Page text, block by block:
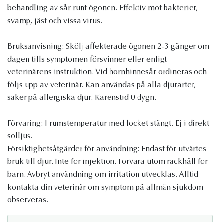
behandling av sår runt ögonen. Effektiv mot bakterier,
svamp, jäst och vissa virus.
Bruksanvisning: Skölj affekterade ögonen 2-3 gånger om
dagen tills symptomen försvinner eller enligt
veterinärens instruktion. Vid hornhinnesår ordineras och
följs upp av veterinär. Kan användas på alla djurarter,
säker på allergiska djur. Karenstid 0 dygn.
Förvaring: I rumstemperatur med locket stängt. Ej i direkt
solljus.
Försiktighetsåtgärder för användning: Endast för utvärtes
bruk till djur. Inte för injektion. Förvara utom räckhåll för
barn. Avbryt användning om irritation utvecklas. Alltid
kontakta din veterinär om symptom på allmän sjukdom
observeras.